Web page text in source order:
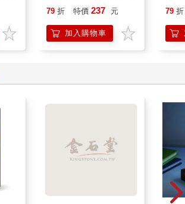
圓柱狀的形體在一開始握起來可能沒有那麼
者變換位置。跟一個人體工學「正確」的裝
品的生產難度與成本相對來說也較低。
的使用者經驗納入考量。
through time.
品的前幾回，可能會萌生一股深深愛上的感
使用者的關注，為產品創造出使用初期的驚
以藉由亮光、聲效與使用介面的細節來展現
以展示便利的洗滌提示，或是在它完成第一
快的慶祝旋律。就實體的產品而言，使用搶
的邊角跟有趣的細木工手藝，是可以滿足新
深切期待。
漫
開大腦的行動開關，懶
的37個科學方法
79 折 特價 237 元
加入購物車
貓
79 折